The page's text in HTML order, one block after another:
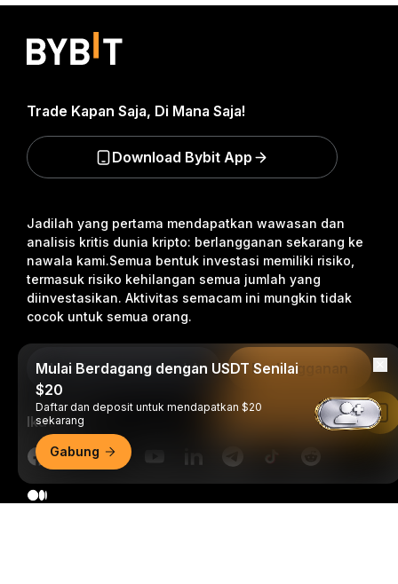
Jadilah yang pertama mendapatkan wawasan dan
analisis kritis dunia kripto: berlangganan sekarang ke
nawala kami.Semua bentuk investasi memiliki risiko,
termasuk risiko kehilangan semua jumlah yang
diinvestasikan. Aktivitas semacam ini mungkin tidak
cocok untuk semua orang.
Berlangganan
Ikuti Kami
Trade Kapan Saja, Di Mana Saja!
Download Bybit App
Mulai Berdagang dengan USDT Senilai
$20
Daftar dan deposit untuk mendapatkan $20
sekarang
Gabung
Baca di Aplikasi Bybit